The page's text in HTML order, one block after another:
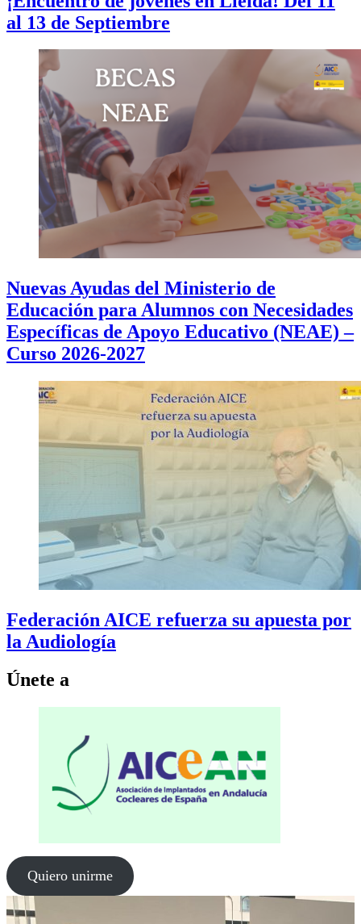
al 13 de Septiembre
Nuevas Ayudas del Ministerio de
Educación para Alumnos con Necesidades
Específicas de Apoyo Educativo (NEAE) –
Curso 2026-2027
Federación AICE refuerza su apuesta por
la Audiología
Únete a
Quiero unirme